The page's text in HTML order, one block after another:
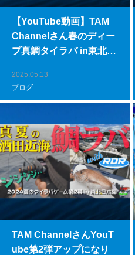
【YouTube動画】TAM
Channelさん春のディー
プ真鯛タイラバ in東北日
本海
2025.05.13
ブログ
TAM ChannelさんYouT
ube第2弾アップになり